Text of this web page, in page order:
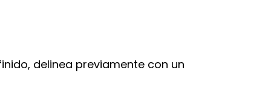
delinea previamente con un